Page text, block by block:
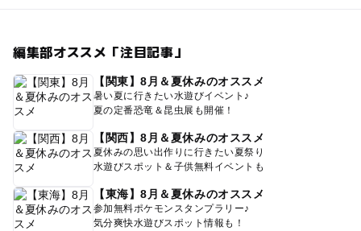
編集部オススメ「注目記事」
【関東】8月＆夏休みのオススメ
暑い夏に行きたい水遊びイベント♪
夏の定番恐竜＆昆虫展も開催！
【関西】8月＆夏休みのオススメ
夏休みの思い出作りに行きたい夏祭り
水遊びスポット＆子供無料イベントも
【東海】8月＆夏休みのオススメ
参加無料ポケモンスタンプラリー♪
気分爽快水遊びスポット情報も！